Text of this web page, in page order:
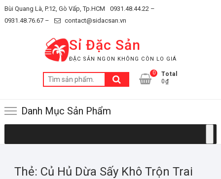
Skip
to
Bùi Quang Là, P.12, Gò Vấp, Tp.HCM
0931.48.44.22 –
0931.48.76.67 –
contact@sidacsan.vn
Sỉ Đặc Sản
ĐẶC SẢN NGON KHÔNG CÒN LO GIÁ
Tìm
kiếm:
0
Total
0₫
Danh Mục Sản Phẩm
Thẻ: Củ Hủ Dừa Sấy Khô Trộn Trai